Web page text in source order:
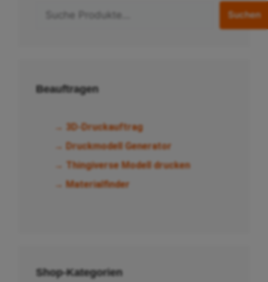
Suchen
Beauftragen
→ 3D-Druckauftrag
→ Druckmodell Generator
→ Thingiverse Modell drucken
→ Materialfinder
Shop-Kategorien